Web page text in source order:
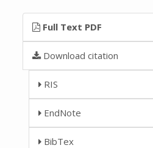
Full Text PDF
Download citation
RIS
EndNote
BibTex